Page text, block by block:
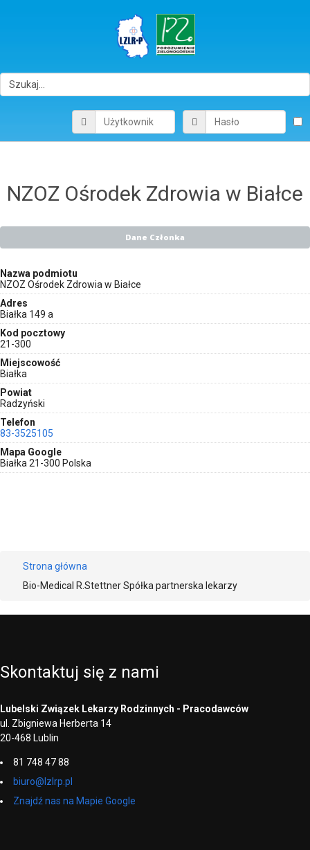
NZOZ Ośrodek Zdrowia w Białce
Dane Członka
Nazwa podmiotu
NZOZ Ośrodek Zdrowia w Białce
Adres
Białka 149 a
Kod pocztowy
21-300
Miejscowość
Białka
Powiat
Radzyński
Telefon
83-3525105
Mapa Google
Białka 21-300 Polska
Strona główna
Bio-Medical R.Stettner Spółka partnerska lekarzy
Skontaktuj się z nami
Lubelski Związek Lekarzy Rodzinnych - Pracodawców
ul. Zbigniewa Herberta 14
20-468 Lublin
81 748 47 88
biuro@lzlrp.pl
Znajdź nas na Mapie Google